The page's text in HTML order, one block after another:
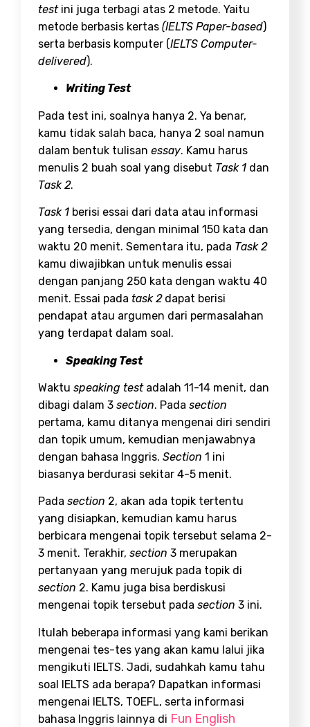
testini juga terbagi atas 2 metode. Yaitu
metode berbasis kertas (IELTS Paper-based)
serta berbasis komputer (IELTS Computer-
delivered).
Writing Test
Pada test ini, soalnya hanya 2. Ya benar,
kamu tidak salah baca, hanya 2 soal namun
dalam bentuk tulisan essay. Kamu harus
menulis 2 buah soal yang disebut Task 1 dan
Task 2.
Task 1 berisi essai dari data atau informasi
yang tersedia, dengan minimal 150 kata dan
waktu 20 menit. Sementara itu, pada Task 2
kamu diwajibkan untuk menulis essai
dengan panjang 250 kata dengan waktu 40
menit. Essai pada task 2dapat berisi
pendapat atau argumen dari permasalahan
yang terdapat dalam soal.
Speaking Test
Waktu speaking testadalah 11-14 menit, dan
dibagi dalam 3 section. Pada section
pertama, kamu ditanya mengenai diri sendiri
dan topik umum, kemudian menjawabnya
dengan bahasa Inggris. Section 1 ini
biasanya berdurasi sekitar 4-5 menit.
Pada section 2, akan ada topik tertentu
yang disiapkan, kemudian kamu harus
berbicara mengenai topik tersebut selama 2-
3 menit. Terakhir, section 3 merupakan
pertanyaan yang merujuk pada topik di
section 2. Kamu juga bisa berdiskusi
mengenai topik tersebut pada section 3 ini.
Itulah beberapa informasi yang kami berikan
mengenai tes-tes yang akan kamu lalui jika
mengikuti IELTS. Jadi, sudahkah kamu tahu
soal IELTS ada berapa? Dapatkan informasi
mengenai IELTS, TOEFL, serta informasi
bahasa Inggris lainnya di Fun English